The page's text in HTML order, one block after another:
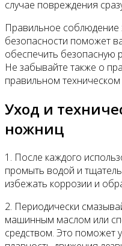
случае повреждения
Правильное соблюдение
безопасности поможет
обеспечить безопасную
Не забывайте также о
правильном
Уход и
ножниц
1. После каждого
промыть водой и
избежать коррозии и
2. Периодически
машинным маслом или
средством. Это поможет